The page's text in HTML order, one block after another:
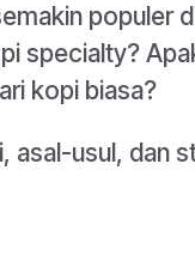
populer
specialty?
kopi biasa?
asal-usul, dan